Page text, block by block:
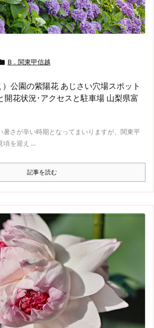
B．関東甲信越
公園の紫陽花 あじさい穴場スポット
開花状況･アクセスと駐車場 山梨県富
暑さが辛い時期となってまいりますが、関東平
頃を迎え ...
記事を読む